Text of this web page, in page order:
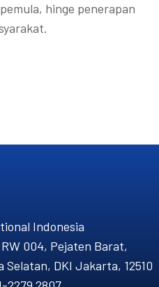
hinge penerapan
Indonesia
004, Pejaten Barat,
DKI Jakarta, 12510